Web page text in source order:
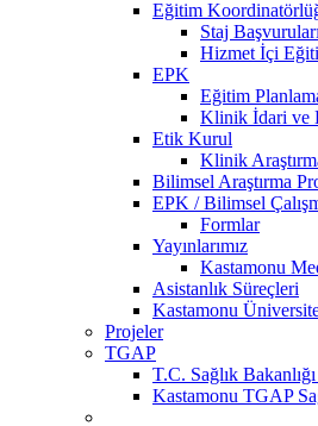
Eğitim
Staj Başvuruları
Hizmet İçi
EPK
Eğitim
Klinik İdari ve
Etik Kurul
Klinik
Bilimsel Araştırma
EPK / Bilimsel
Formlar
Yayınlarımız
Kastamonu
Asistanlık Süreçleri
Kastamonu
Projeler
TGAP
T.C. Sağlık
Kastamonu TGAP